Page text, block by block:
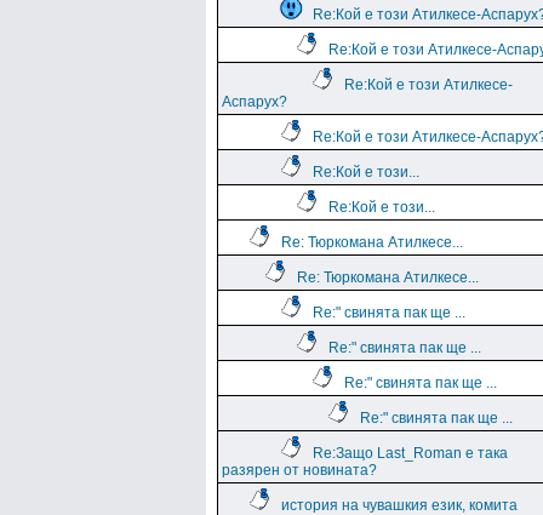
Re:Кой е този Атилкесе-
Re:Кой е този Атилкесе-
Re:Кой е този Атилкесе-
Аспарух?
Re:Кой е този Атилкесе-
Re:Кой е този...
Re:Кой е този...
Re: Тюркомана Атилкесе...
Re: Тюркомана Атилкесе...
Re:" свинята пак ще ...
Re:" свинята пак ще ...
Re:" свинята пак ще ...
Re:" свинята пак ще ...
Re:Защо Last_Roman e така
разярен от новината?
история на чувашкия език, комита